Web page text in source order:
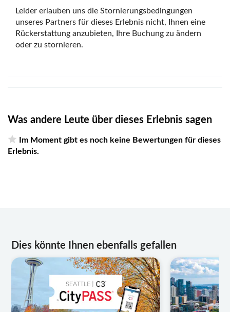
Leider erlauben uns die Stornierungsbedingungen
unseres Partners für dieses Erlebnis nicht, Ihnen eine
Rückerstattung anzubieten, Ihre Buchung zu ändern
oder zu stornieren.
Was andere Leute über dieses Erlebnis sagen
Im Moment gibt es noch keine Bewertungen für dieses
Erlebnis.
Dies könnte Ihnen ebenfalls gefallen